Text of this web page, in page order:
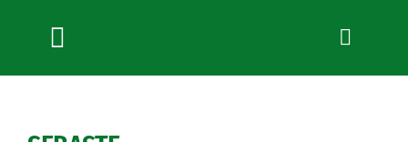
Toggle
Navigation